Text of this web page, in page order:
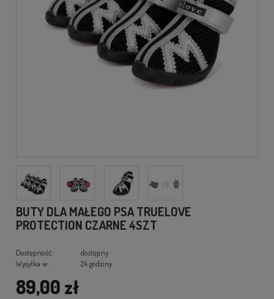
BUTY DLA MAŁEGO PSA TRUELOVE
PROTECTION CZARNE 4SZT
Dostępność:
dostępny
Wysyłka w:
24 godziny
89,00 zł